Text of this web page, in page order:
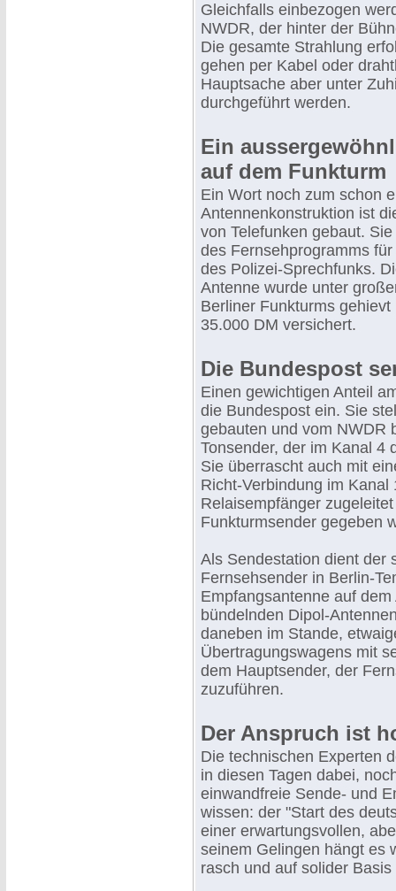
Gleichfalls einbezogen
NWDR, der hinter der
Die gesamte Strahlung
gehen per Kabel oder
Hauptsache aber unter
durchgeführt werden.
Ein
auf dem Funkturm
Ein Wort noch zum schon
Antennenkonstruktion ist
von Telefunken gebaut.
des Fernsehprogramms
des Polizei-Sprechfunks.
Antenne wurde unter
Berliner Funkturms
35.000 DM versichert.
Die Bundespost
Einen gewichtigen Anteil
die Bundespost ein. Sie
gebauten und vom NWDR
Tonsender, der im Kanal 4
Sie überrascht auch mit
Richt-Verbindung im
Relaisempfänger
Funkturmsender gegeben
Als Sendestation dient der
Fernsehsender in Berlin-
Empfangsantenne auf
bündelnden Dipol-
daneben im Stande,
Übertragungswagens mit
dem Hauptsender, der
zuzuführen.
Der Anspruch ist
Die technischen Experten
in diesen Tagen dabei,
einwandfreie Sende- und
wissen: der "Start des
einer erwartungsvollen,
seinem Gelingen hängt es
rasch und auf solider